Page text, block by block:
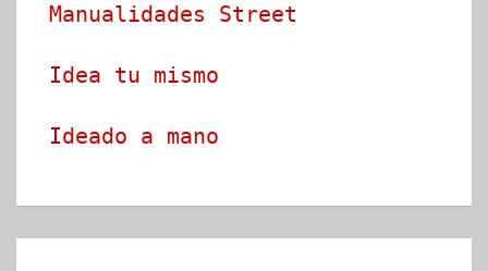
Manualidades Street
Idea tu mismo
Ideado a mano